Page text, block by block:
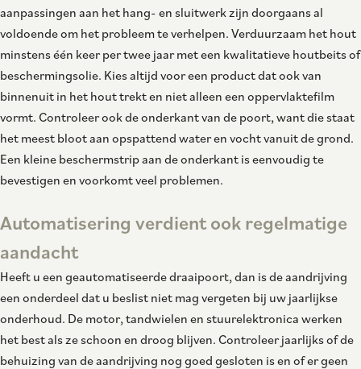
aanpassingen aan het hang- en sluitwerk zijn doorgaans al
voldoende om het probleem te verhelpen. Verduurzaam het hout
minstens één keer per twee jaar met een kwalitatieve houtbeits of
beschermingsolie. Kies altijd voor een product dat ook van
binnenuit in het hout trekt en niet alleen een oppervlaktefilm
vormt. Controleer ook de onderkant van de poort, want die staat
het meest bloot aan opspattend water en vocht vanuit de grond.
Een kleine beschermstrip aan de onderkant is eenvoudig te
bevestigen en voorkomt veel problemen.
Automatisering verdient ook regelmatige
aandacht
Heeft u een geautomatiseerde draaipoort, dan is de aandrijving
een onderdeel dat u beslist niet mag vergeten bij uw jaarlijkse
onderhoud. De motor, tandwielen en stuurelektronica werken
het best als ze schoon en droog blijven. Controleer jaarlijks of de
behuizing van de aandrijving nog goed gesloten is en of er geen